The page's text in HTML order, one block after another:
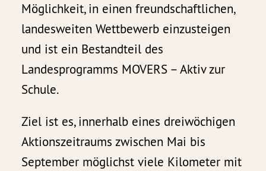
Möglichkeit, in einen freundschaftlichen,
landesweiten Wettbewerb einzusteigen
und ist ein Bestandteil des
Landesprogramms MOVERS – Aktiv zur
Schule.
Ziel ist es, innerhalb eines dreiwöchigen
Aktionszeitraums zwischen Mai bis
September möglichst viele Kilometer mit